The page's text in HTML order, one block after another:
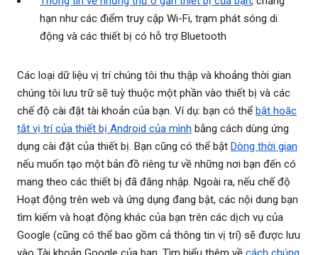
hạn như các điểm truy cập Wi-Fi, trạm phát sóng di
động và các thiết bị có hỗ trợ Bluetooth
Các loại dữ liệu vị trí chúng tôi thu thập và khoảng thời gian
chúng tôi lưu trữ sẽ tuỳ thuộc một phần vào thiết bị và các
chế độ cài đặt tài khoản của bạn. Ví dụ: bạn có thể bật hoặc
tắt vị trí của thiết bị Android của mình bằng cách dùng ứng
dụng cài đặt của thiết bị. Bạn cũng có thể bật Dòng thời gian
nếu muốn tạo một bản đồ riêng tư về những nơi bạn đến có
mang theo các thiết bị đã đăng nhập. Ngoài ra, nếu chế độ
Hoạt động trên web và ứng dụng đang bật, các nội dung bạn
tìm kiếm và hoạt động khác của bạn trên các dịch vụ của
Google (cũng có thể bao gồm cả thông tin vị trí) sẽ được lưu